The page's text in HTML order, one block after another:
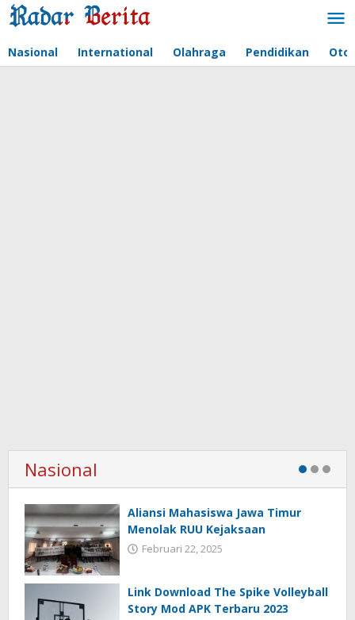
Lewati
ke
Nasional International Olahraga Pendidikan
Nasional
Aliansi Mahasiswa Jawa Timur
Menolak RUU Kejaksaan
Februari 22, 2025
Link Download The Spike Volleyball
Story Mod APK Terbaru 2023